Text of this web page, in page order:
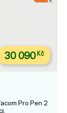
30 090Kč
Pro Pen 2